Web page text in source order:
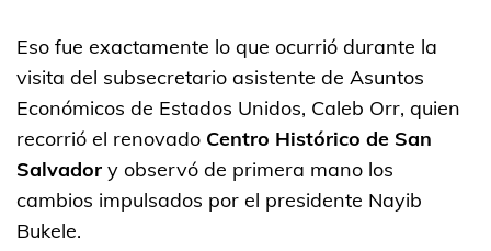
Eso fue exactamente lo que ocurrió durante la
visita del subsecretario asistente de Asuntos
Económicos de Estados Unidos, Caleb Orr, quien
recorrió el renovado Centro Histórico de San
Salvador y observó de primera mano los
cambios impulsados por el presidente Nayib
Bukele.